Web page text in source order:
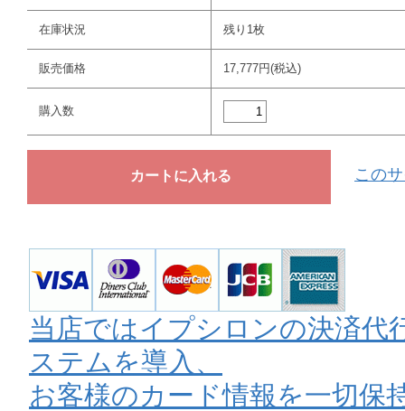
在庫状況 残り1枚
販売価格 17,777円(税込)
購入数
この
当店ではイプシロンの決済代
ステムを導入、
お客様のカード情報を一切保